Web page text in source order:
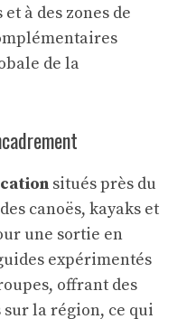
à des zones de
de la
situés près du
canoës, kayaks et
une sortie en
expérimentés
offrant des
la région, ce qui